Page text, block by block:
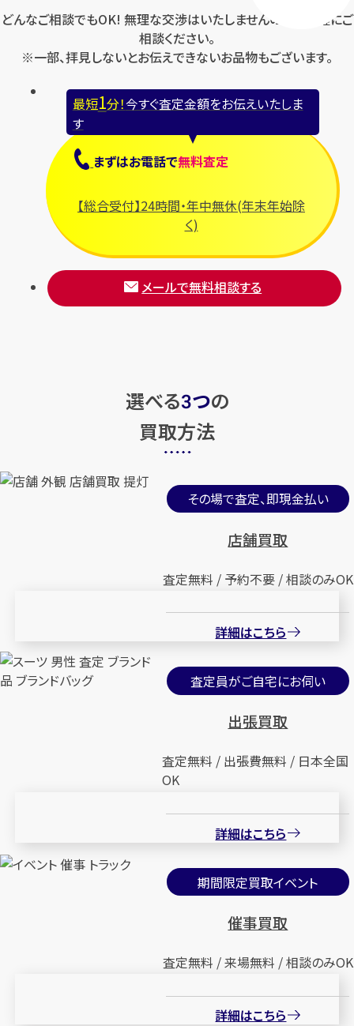
どんなご相談でもOK! 無理な交渉はいたしませんのでお気軽にご
相談ください。
※一部、拝見しないとお伝えできないお品物もございます。
最短1分！今すぐ査定金額をお伝えいたしま
す
まずはお電話で無料査定
【総合受付】24時間・年中無休(年末年始除
く)
メールで無料相談する
選べる3つの
買取方法
その場で査定、即現金払い
店舗買取
査定無料 / 予約不要 / 相談のみOK
詳細はこちら
査定員がご自宅にお伺い
出張買取
査定無料 / 出張費無料 / 日本全国
OK
詳細はこちら
期間限定買取イベント
催事買取
査定無料 / 来場無料 / 相談のみOK
詳細はこちら